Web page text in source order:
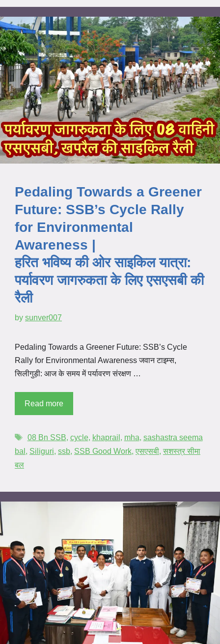
Pedaling Towards a Greener
Future: SSB’s Cycle Rally
for Environmental
Awareness |
हरित भविष्य की ओर साइकिल यात्रा:
पर्यावरण जागरुकता के लिए एसएसबी की
रैली
by sunver007
Pedaling Towards a Greener Future: SSB’s Cycle
Rally for Environmental Awareness जवान टाइम्स,
सिलीगुड़ी: आज के समय में पर्यावरण संरक्षण …
Read more
08 Bn SSB, cycle, khaprail , mha, sashastra seema
bal , Siliguri, ssb, SSB Good Work, एसएसबी, सशस्त्र सीमा
बल